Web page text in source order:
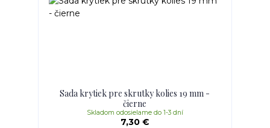
Sada krytiek pre skrutky kolies 19 mm -
čierne
7,30 €
Skladom odosielame do 1-3 dní